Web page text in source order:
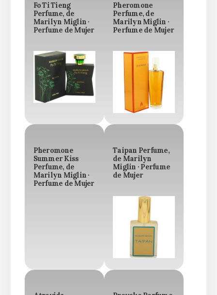
Fo Ti Tieng
Perfume, de
Marilyn Miglin ·
Perfume de Mujer
Pheromone
Perfume, de
Marilyn Miglin ·
Perfume de Mujer
Pheromone
Summer Kiss
Perfume, de
Marilyn Miglin ·
Perfume de Mujer
Taipan Perfume,
de Marilyn
Miglin · Perfume
de Mujer